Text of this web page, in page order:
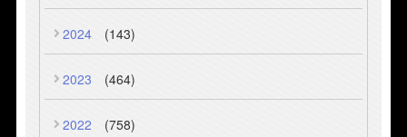
2024 (143)
2023 (464)
2022 (758)